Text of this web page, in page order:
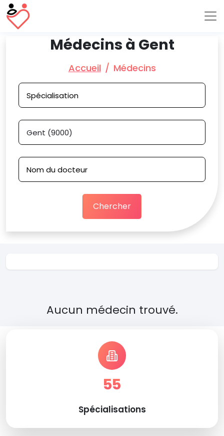
Médecins à Gent
Accueil Médecins
Chercher
Aucun médecin trouvé.
55
Spécialisations